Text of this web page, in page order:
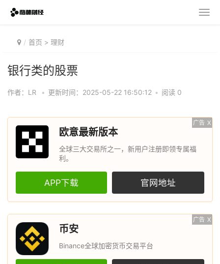
首页 > 理财
银行类的股票
作者：LR • 更新时间：2025-05-22 16:50:12 • 阅读 0
广告 X
欧意最新版本
全球三大交易所之一，新用户注册即领专属福
利。
APP下载 官网地址
广告 X
币安
Binance全球加密货币交易平台